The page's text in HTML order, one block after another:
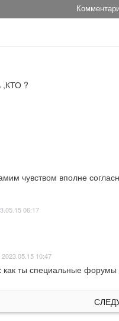
,КТО ?
чувством вполне
06:17
2023.05.15 10:47
как ты специальные форумы